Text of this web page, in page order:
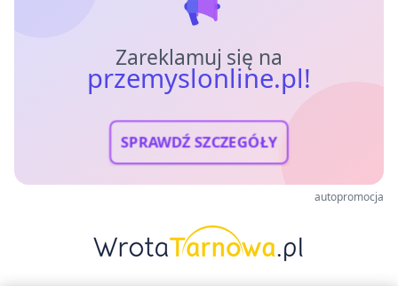
Zareklamuj się na
przemyslonline.pl!
SPRAWDŹ SZCZEGÓŁY
autopromocja